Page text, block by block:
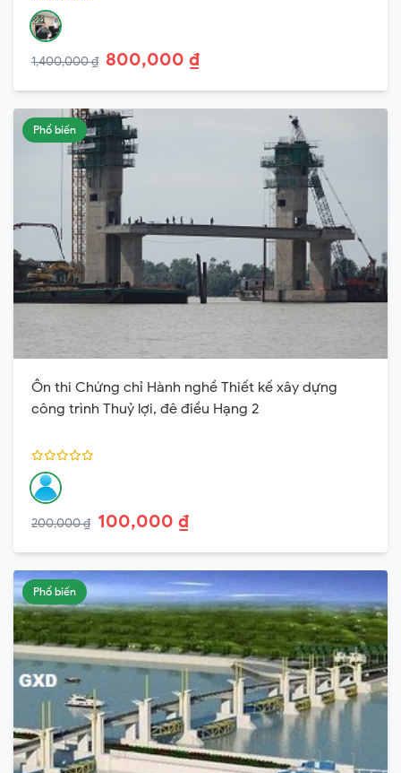
1,400,000 ₫ 800,000 ₫
Phổ biến
Ôn thi Chứng chỉ Hành nghề Thiết kế xây dựng
công trình Thuỷ lợi, đê điều Hạng 2
200,000 ₫ 100,000 ₫
Phổ biến